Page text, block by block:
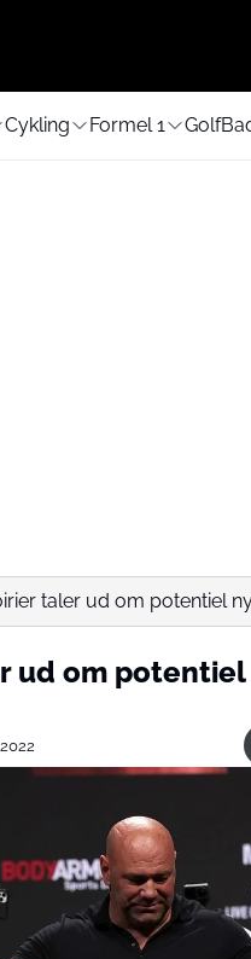
Cykling Formel 1 Golf
taler ud om potentiel
ud om potentiel